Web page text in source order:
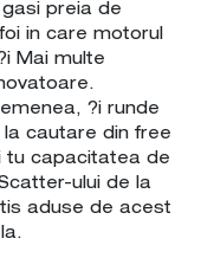
preia de
in care motorul
Mai multe
?i runde
cautare din free
tu capacitatea de
ului de la
aduse de acest